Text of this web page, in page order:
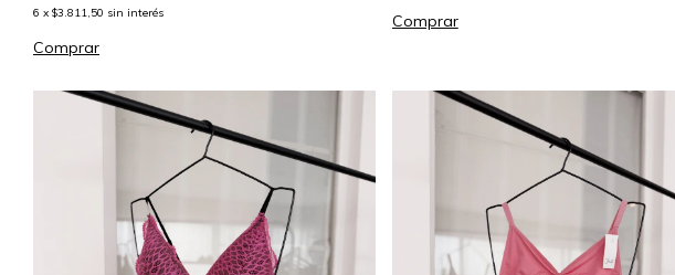
6 x $3.811,50 sin interés
Comprar
Comprar